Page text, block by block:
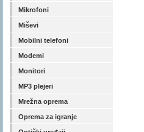
Mikrofoni
Miševi
Mobilni telefoni
Modemi
Monitori
MP3 plejeri
Mrežna oprema
Oprema za igranje